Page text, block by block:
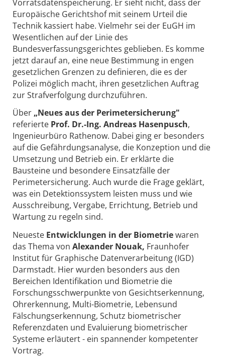
Vorratsdatenspeicherung. Er sieht nicht, dass der
Europäische Gerichtshof mit seinem Urteil die
Technik kassiert habe. Vielmehr sei der EuGH im
Wesentlichen auf der Linie des
Bundesverfassungsgerichtes geblieben. Es komme
jetzt darauf an, eine neue Bestimmung in engen
gesetzlichen Grenzen zu definieren, die es der
Polizei möglich macht, ihren gesetzlichen Auftrag
zur Strafverfolgung durchzuführen.
Über „Neues aus der Perimetersicherung"
referierte Prof. Dr.-Ing. Andreas Hasenpusch,
Ingenieurbüro Rathenow. Dabei ging er besonders
auf die Gefährdungsanalyse, die Konzeption und die
Umsetzung und Betrieb ein. Er erklärte die
Bausteine und besondere Einsatzfälle der
Perimetersicherung. Auch wurde die Frage geklärt,
was ein Detektionssystem leisten muss und wie
Ausschreibung, Vergabe, Errichtung, Betrieb und
Wartung zu regeln sind.
Neueste Entwicklungen in der Biometriewaren
das Thema von Alexander Nouak, Fraunhofer
Institut für Graphische Datenverarbeitung (IGD)
Darmstadt. Hier wurden besonders aus den
Bereichen Identifikation und Biometrie die
Forschungsschwerpunkte von Gesichtserkennung,
Ohrerkennung, Multi-Biometrie, Lebensund
Fälschungserkennung, Schutz biometrischer
Referenzdaten und Evaluierung biometrischer
Systeme erläutert - ein spannender kompetenter
Vortrag.